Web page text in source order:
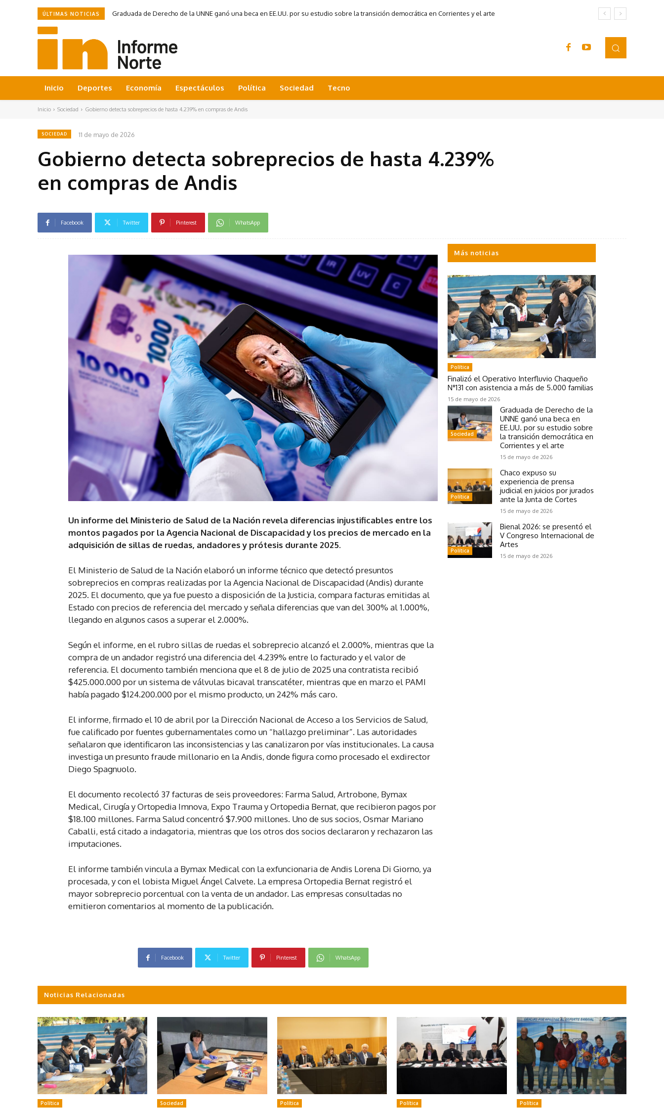
ÚLTIMAS NOTICIAS Graduada de Derecho de la UNNE ganó una beca en EE.UU. por su estudio sobre la transición democrática en Corrientes y el arte
Inicio Deportes Economía Espectáculos Política Sociedad Tecno
Inicio Sociedad Gobierno detecta sobreprecios de hasta 4.239% en compras de Andis
SOCIEDAD 11 de mayo de 2026
Gobierno detecta sobreprecios de hasta 4.239%
en compras de Andis
Facebook Twitter Pinterest WhatsApp
Un informe del Ministerio de Salud de la Nación revela diferencias injustificables entre los
montos pagados por la Agencia Nacional de Discapacidad y los precios de mercado en la
adquisición de sillas de ruedas, andadores y prótesis durante 2025.
El Ministerio de Salud de la Nación elaboró un informe técnico que detectó presuntos
sobreprecios en compras realizadas por la Agencia Nacional de Discapacidad (Andis) durante
2025. El documento, que ya fue puesto a disposición de la Justicia, compara facturas emitidas al
Estado con precios de referencia del mercado y señala diferencias que van del 300% al 1.000%,
llegando en algunos casos a superar el 2.000%.
Según el informe, en el rubro sillas de ruedas el sobreprecio alcanzó el 2.000%, mientras que la
compra de un andador registró una diferencia del 4.239% entre lo facturado y el valor de
referencia. El documento también menciona que el 8 de julio de 2025 una contratista recibió
$425.000.000 por un sistema de válvulas bicaval transcatéter, mientras que en marzo el PAMI
había pagado $124.200.000 por el mismo producto, un 242% más caro.
El informe, firmado el 10 de abril por la Dirección Nacional de Acceso a los Servicios de Salud,
fue calificado por fuentes gubernamentales como un “hallazgo preliminar”. Las autoridades
señalaron que identificaron las inconsistencias y las canalizaron por vías institucionales. La causa
investiga un presunto fraude millonario en la Andis, donde figura como procesado el exdirector
Diego Spagnuolo.
El documento recolectó 37 facturas de seis proveedores: Farma Salud, Artrobone, Bymax
Medical, Cirugía y Ortopedia Imnova, Expo Trauma y Ortopedia Bernat, que recibieron pagos por
$18.100 millones. Farma Salud concentró $7.900 millones. Uno de sus socios, Osmar Mariano
Caballi, está citado a indagatoria, mientras que los otros dos socios declararon y rechazaron las
imputaciones.
El informe también vincula a Bymax Medical con la exfuncionaria de Andis Lorena Di Giorno, ya
procesada, y con el lobista Miguel Ángel Calvete. La empresa Ortopedia Bernat registró el
mayor sobreprecio porcentual con la venta de un andador. Las empresas consultadas no
emitieron comentarios al momento de la publicación.
Facebook Twitter Pinterest WhatsApp
Más noticias
Política
Finalizó el Operativo Interfluvio Chaqueño
N°131 con asistencia a más de 5.000 familias
15 de mayo de 2026
Sociedad
Graduada de Derecho de la
UNNE ganó una beca en
EE.UU. por su estudio sobre
la transición democrática en
Corrientes y el arte
15 de mayo de 2026
Política
Chaco expuso su
experiencia de prensa
judicial en juicios por jurados
ante la Junta de Cortes
15 de mayo de 2026
Política
Bienal 2026: se presentó el
V Congreso Internacional de
Artes
15 de mayo de 2026
Noticias Relacionadas
Política Sociedad Política Política Política